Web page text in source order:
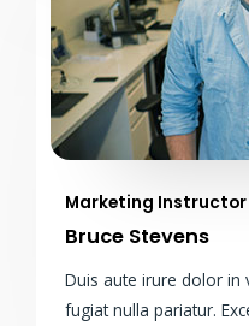
Marketing Instructor
Bruce Stevens
Duis aute irure dolor in
fugiat nulla pariatur.